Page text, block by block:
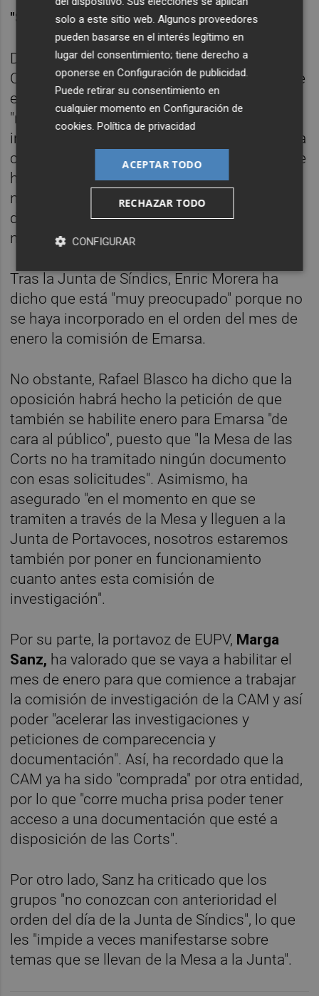
"SAQUEO DE LAS ARCAS PÚBLICAS"
Del mismo modo, el portavoz de
Compromís,Enric Morera, ha propuesto que
en enero se pongan en marcha y actúen
"rapidísimamente" tanto la comisión de
investigación de la CAM como la relacionada
con el 'caso Emarsa' "porque es evidente que
ha habido un saqueo de las arcas públicas y
no podemos estar parados mientras se
degrada la situación económica y social de
nuestro país", ha subrayado.
Tras la Junta de Síndics, Enric Morera ha
dicho que está "muy preocupado" porque no
se haya incorporado en el orden del mes de
enero la comisión de Emarsa.
No obstante, Rafael Blasco ha dicho que la
oposición habrá hecho la petición de que
también se habilite enero para Emarsa "de
cara al público", puesto que "la Mesa de las
Corts no ha tramitado ningún documento
con esas solicitudes". Asimismo, ha
asegurado "en el momento en que se
tramiten a través de la Mesa y lleguen a la
Junta de Portavoces, nosotros estaremos
también por poner en funcionamiento
cuanto antes esta comisión de
investigación".
Por su parte, la portavoz de EUPV, Marga
Sanz, ha valorado que se vaya a habilitar el
mes de enero para que comience a trabajar
la comisión de investigación de la CAM y así
poder "acelerar las investigaciones y
peticiones de comparecencia y
documentación". Así, ha recordado que la
CAM ya ha sido "comprada" por otra entidad,
por lo que "corre mucha prisa poder tener
acceso a una documentación que esté a
disposición de las Corts".
Por otro lado, Sanz ha criticado que los
grupos "no conozcan con anterioridad el
orden del día de la Junta de Síndics", lo que
les "impide a veces manifestarse sobre
temas que se llevan de la Mesa a la Junta".
solo a este sitio web. Algunos proveedores
pueden basarse en el interés legítimo en
lugar del consentimiento; tiene derecho a
oponerse enConfiguración de publicidad.
Puede retirar su consentimiento en
cualquier momento enConfiguración de
cookies.Política de privacidad
ACEPTAR TODO
RECHAZAR TODO
CONFIGURAR